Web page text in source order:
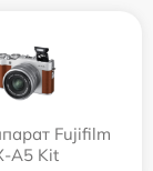
Fujifilm
A5 Kit